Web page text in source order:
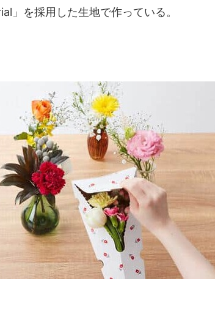
を採用した生地で作っている。